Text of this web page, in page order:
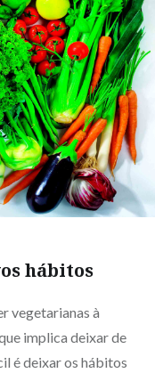
hábitos
vegetarianas à
implica deixar de
é deixar os hábitos